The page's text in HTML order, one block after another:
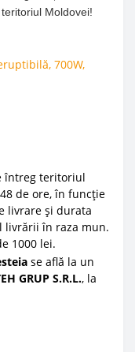
Moldovei!
, 700W,
întreg teritoriul
de ore, în funcție
livrare și durata
livrării în raza mun.
1000 lei.
se află la un
GRUP S.R.L., la